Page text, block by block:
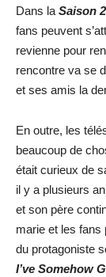
Dans la Saison
fans peuvent
revienne pour
rencontre va se
et ses amis la
En outre, les
beaucoup de
était curieux de
il y a plusieurs
et son père
marie et les fans
du protagoniste
I’ve Somehow